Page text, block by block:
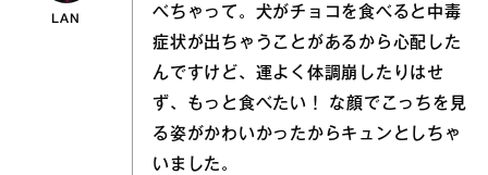
LAN
べちゃって。犬がチョコを食べると中毒
症状が出ちゃうことがあるから心配した
んですけど、運よく体調崩したりはせ
ず、もっと食べたい！ な顔でこっちを見
る姿がかわいかったからキュンとしちゃ
いました。